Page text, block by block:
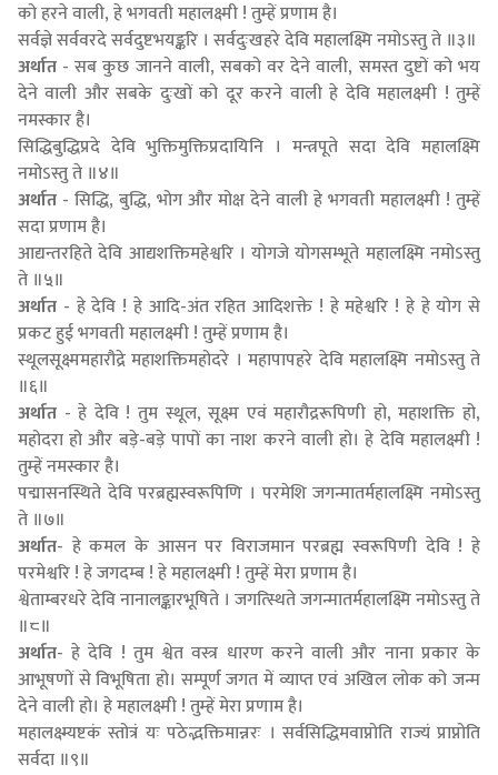
को हरने वाली, हे भगवती महालक्ष्मी ! तुम्हें प्रणाम है।
सर्वज्ञे सर्ववरदे सर्वदुष्टभयङ्करि । सर्वदुःखहरे देवि महालक्ष्मि नमोऽस्तु ते ॥३॥
अर्थात - सब कुछ जानने वाली, सबको वर देने वाली, समस्त दुष्टों को भय
देने वाली और सबके दुःखों को दूर करने वाली हे देवि महालक्ष्मी ! तुम्हें
नमस्कार है।
सिद्धिबुद्धिप्रदे देवि भुक्तिमुक्तिप्रदायिनि । मन्त्रपूते सदा देवि महालक्ष्मि
नमोऽस्तु ते ॥४॥
अर्थात - सिद्धि, बुद्धि, भोग और मोक्ष देने वाली हे भगवती महालक्ष्मी ! तुम्हें
सदा प्रणाम है।
आद्यन्तरहिते देवि आद्यशक्तिमहेश्वरि । योगजे योगसम्भूते महालक्ष्मि नमोऽस्तु
ते ॥५॥
अर्थात - हे देवि ! हे आदि-अंत रहित आदिशक्ते ! हे महेश्वरि ! हे हे योग से
प्रकट हुई भगवती महालक्ष्मी ! तुम्हें प्रणाम है।
स्थूलसूक्ष्ममहारौद्रे महाशक्तिमहोदरे । महापापहरे देवि महालक्ष्मि नमोऽस्तु ते
॥६॥
अर्थात - हे देवि ! तुम स्थूल, सूक्ष्म एवं महारौद्ररूपिणी हो, महाशक्ति हो,
महोदरा हो और बड़े-बड़े पापों का नाश करने वाली हो। हे देवि महालक्ष्मी !
तुम्हें नमस्कार है।
पद्मासनस्थिते देवि परब्रह्मस्वरूपिणि । परमेशि जगन्मातर्महालक्ष्मि नमोऽस्तु
ते ॥७॥
अर्थात- हे कमल के आसन पर विराजमान परब्रह्म स्वरूपिणी देवि ! हे
परमेश्वरि ! हे जगदम्ब ! हे महालक्ष्मी ! तुम्हें मेरा प्रणाम है।
श्वेताम्बरधरे देवि नानालङ्कारभूषिते । जगत्स्थिते जगन्मातर्महालक्ष्मि नमोऽस्तु ते
॥८॥
अर्थात- हे देवि ! तुम श्वेत वस्त्र धारण करने वाली और नाना प्रकार के
आभूषणों से विभूषिता हो। सम्पूर्ण जगत में व्याप्त एवं अखिल लोक को जन्म
देने वाली हो। हे महालक्ष्मी ! तुम्हें मेरा प्रणाम है।
महालक्ष्म्यष्टकं स्तोत्रं यः पठेद्भक्तिमान्नरः । सर्वसिद्धिमवाप्नोति राज्यं प्राप्नोति
सर्वदा ॥९॥